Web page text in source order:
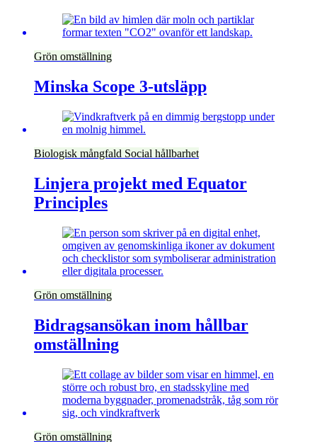
Grön omställning
Minska Scope 3-utsläpp
Biologisk mångfald Social hållbarhet
Linjera projekt med Equator
Principles
Grön omställning
Bidragsansökan inom hållbar
omställning
Grön omställning